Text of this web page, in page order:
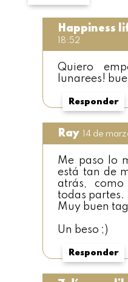
Happiness
18:52
Quiero
lunarees!
Responder
Ray 14 de
Me paso lo
está tan de
atrás,
todas partes.
Muy buen
Un beso ;)
Responder